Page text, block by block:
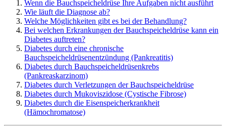
Wenn die Bauchspeicheldrüse Ihre Aufgaben nicht ausführt
Wie läuft die Diagnose ab?
Welche Möglichkeiten gibt es bei der Behandlung?
Bei welchen Erkrankungen der Bauchspeicheldrüse kann ein
Diabetes auftreten?
Diabetes durch eine chronische
Bauchspeicheldrüsenentzündung (Pankreatitis)
Diabetes durch Bauchspeicheldrüsenkrebs
(Pankreaskarzinom)
Diabetes durch Verletzungen der Bauchspeicheldrüse
Diabetes durch Mukoviszidose (Cystische Fibrose)
Diabetes durch die Eisenspeicherkrankheit
(Hämochromatose)